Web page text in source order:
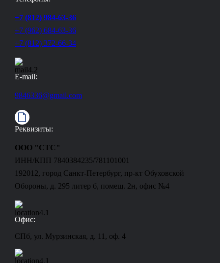
+7 (812) 984-63-36
+7 (962) 684-63-36
+7 (812) 372-66-34
E-mail:
9846336@gmail.com
Реквизиты:
ООО "СТС"
ИНН/КПП 7840384235/781101001
192012, город Санкт-Петербург, пр-кт Обуховской
Обороны, д. 295 литер б, помещ. 2н, офис №4
Офис:
СПб, ул. Мурзинская, д. 11, оф. 4